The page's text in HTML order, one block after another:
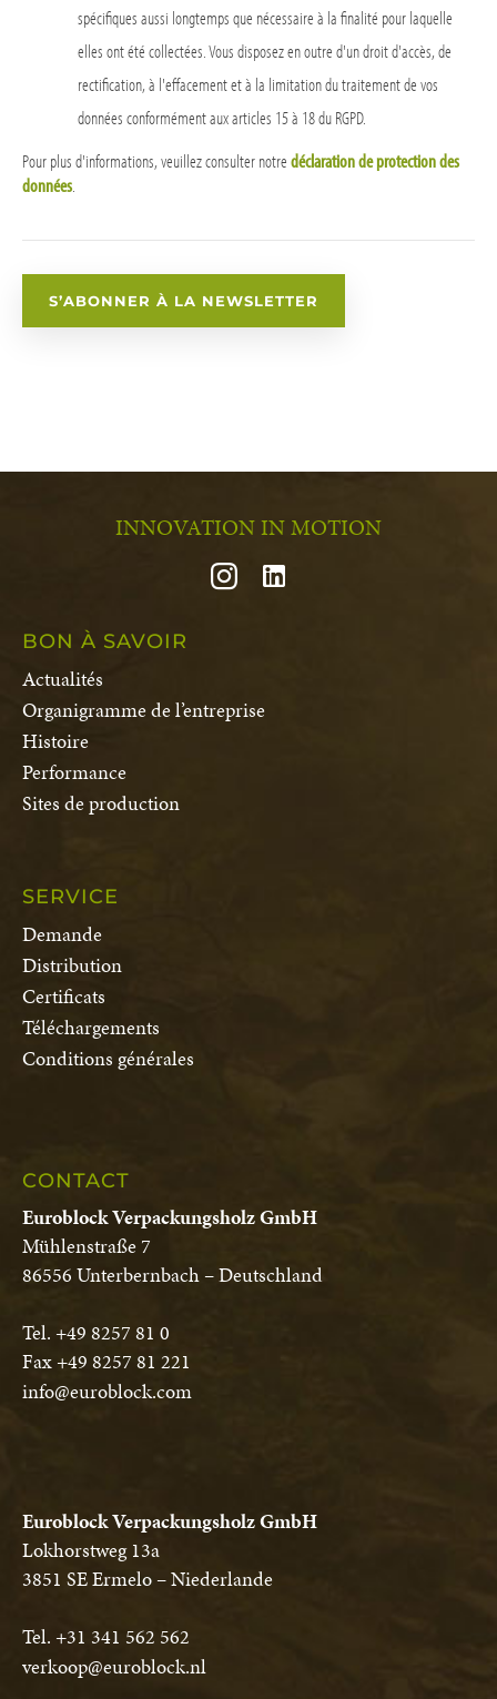
spécifiques aussi longtemps que nécessaire à la finalité pour laquelle
elles ont été collectées. Vous disposez en outre d'un droit d'accès, de
rectification, à l'effacement et à la limitation du traitement de vos
données conformément aux articles 15 à 18 du RGPD.
Pour plus d'informations, veuillez consulter notredéclaration de protection des
données
INNOVATION IN MOTION
BON À SAVOIR
Actualités
Organigramme de l’entreprise
Histoire
Performance
Sites de production
SERVICE
Demande
Distribution
Certificats
Téléchargements
Conditions générales
CONTACT
Euroblock Verpackungsholz GmbH
Mühlenstraße 7
86556 Unterbernbach – Deutschland
Tel. +49 8257 81 0
Fax +49 8257 81 221
info@euroblock.com
Euroblock Verpackungsholz GmbH
Lokhorstweg 13a
3851 SE Ermelo – Niederlande
Tel. +31 341 562 562
verkoop@euroblock.nl